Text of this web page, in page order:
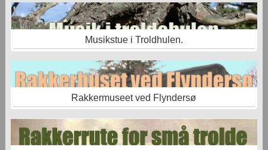
Musikstue i Troldhulen.
Rakkermuseet ved Flyndersø